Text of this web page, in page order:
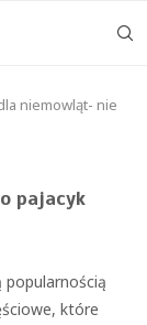
niemowląt- nie
pajacyk
które